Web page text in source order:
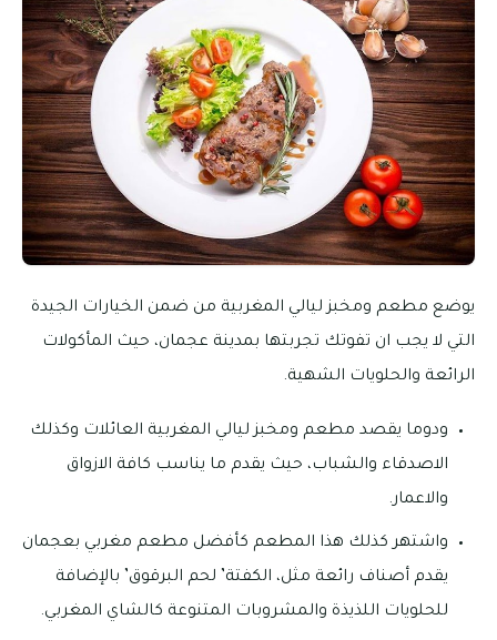
يوضع مطعم ومخبز ليالي المغربية من ضمن الخيارات الجيدة
التي لا يجب ان تفوتك تجربتها بمدينة عجمان، حيث المأكولات
الرائعة والحلويات الشهية.
ودوما يقصد مطعم ومخبز ليالي المغربية العائلات وكذلك
الاصدقاء والشباب، حيث يقدم ما يناسب كافة الازواق
والاعمار.
واشتهر كذلك هذا المطعم كأفضل مطعم مغربي بعجمان
يقدم أصناف رائعة مثل، الكفتة’ لحم البرقوق’ بالإضافة
للحلويات اللذيذة والمشروبات المتنوعة كالشاي المغربي.